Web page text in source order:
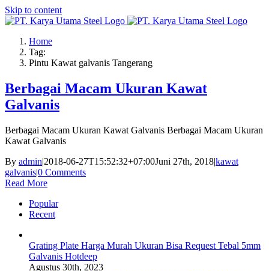
Skip to content
Home
Tag:
Pintu Kawat galvanis Tangerang
Berbagai Macam Ukuran Kawat
Galvanis
Berbagai Macam Ukuran Kawat Galvanis Berbagai Macam Ukuran
Kawat Galvanis
By admin|2018-06-27T15:52:32+07:00Juni 27th, 2018|kawat
galvanis|0 Comments
Read More
Popular
Recent
Grating Plate Harga Murah Ukuran Bisa Request Tebal 5mm
Galvanis Hotdeep
Agustus 30th, 2023